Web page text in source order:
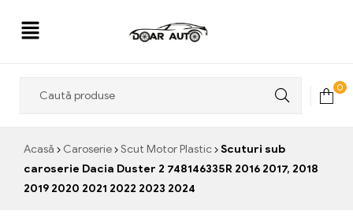
0
Acasă Caroserie Scut Motor Plastic
Scuturi sub
caroserie Dacia Duster 2 748146335R 2016 2017, 2018
2019 2020 2021 2022 2023 2024